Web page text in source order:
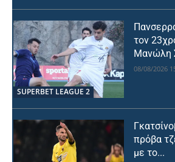
SUPERBET LEAGUE 2
τον
Μανώλη
08/08/2026
πρόβα
με το...